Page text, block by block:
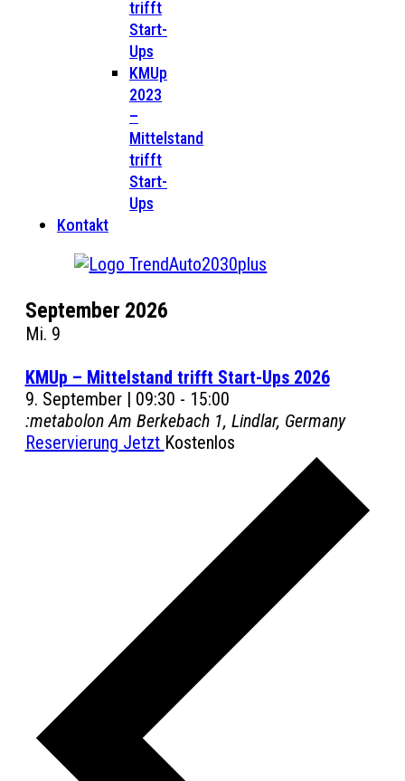
trifft
Start-
Ups
KMUp
2023
–
Mittelstand
trifft
Start-
Ups
Kontakt
September 2026
Mi. 9
KMUp – Mittelstand trifft Start-Ups 2026
9. September | 09:30 - 15:00
:metabolonAm Berkebach 1, Lindlar, Germany
Reservierung Jetzt Kostenlos